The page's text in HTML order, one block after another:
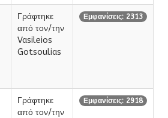
Γράφτηκε
από τον/την
Vasileios
Gotsoulias
Εμφανίσεις: 2313
Γράφτηκε
από τον/την
Εμφανίσεις: 2918